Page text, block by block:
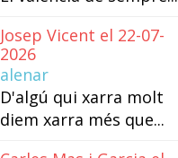
Josep Vicent el 22-07-
2026
alenar
D'algú qui xarra molt
diem xarra més que...